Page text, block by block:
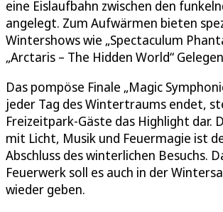
eine Eislaufbahn zwischen den
angelegt. Zum Aufwärmen bieten
Wintershows wie „Spectaculum
„Arctaris – The Hidden World“
Das pompöse Finale „Magic
jeder Tag des Wintertraums endet,
Freizeitpark-Gäste das Highlight dar.
mit Licht, Musik und Feuermagie ist
Abschluss des winterlichen Besuchs.
Feuerwerk soll es auch in der
wieder geben.